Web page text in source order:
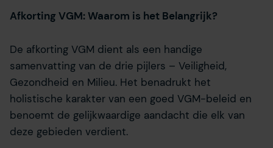
Afkorting VGM: Waarom is het Belangrijk?
De afkorting VGM dient als een handige
samenvatting van de drie pijlers – Veiligheid,
Gezondheid en Milieu. Het benadrukt het
holistische karakter van een goed VGM-beleid en
benoemt de gelijkwaardige aandacht die elk van
deze gebieden verdient.